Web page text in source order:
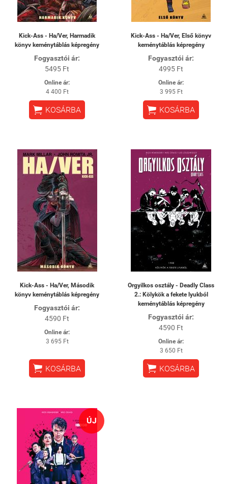
Kick-Ass - Ha/Ver, Harmadik
könyv keménytáblás képregény
Fogyasztói ár:
5495 Ft
Online ár:
4 400 Ft
 KOSÁRBA
Kick-Ass - Ha/Ver, Első könyv
keménytáblás képregény
Fogyasztói ár:
4995 Ft
Online ár:
3 995 Ft
 KOSÁRBA
Kick-Ass - Ha/Ver, Második
könyv keménytáblás képregény
Fogyasztói ár:
4590 Ft
Online ár:
3 695 Ft
 KOSÁRBA
Orgyilkos osztály - Deadly Class
2.: Kölykök a fekete lyukból
keménytáblás képregény
Fogyasztói ár:
4590 Ft
Online ár:
3 650 Ft
 KOSÁRBA
ÚJ